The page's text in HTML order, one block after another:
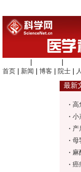
首页
新闻 博客 院士
最新
■ 高
■ 小
■ 产
■ 母
■ 麻
■ 癌